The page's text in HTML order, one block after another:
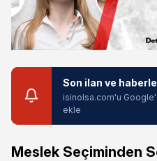
Son ilan ve
isinolsa.com'u
ekle
Meslek Seçiminden